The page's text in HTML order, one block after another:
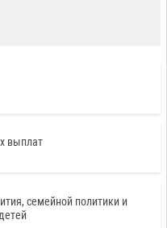
выплат
семейной политики и